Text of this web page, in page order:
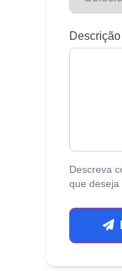
Descreva
que deseja